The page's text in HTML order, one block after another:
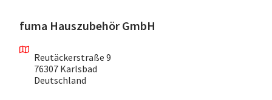
fuma Hauszubehör GmbH
Reutäckerstraße 9
76307 Karlsbad
Deutschland